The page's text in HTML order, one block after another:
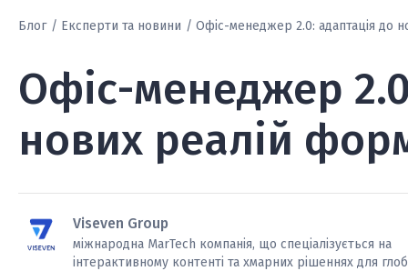
Блог Експерти та новини Офіс-менеджер 2.0: адаптація
Офіс-менеджер
нових реалій
Viseven Group
міжнародна MarTech компанія, що спеціалізується на
інтерактивному контенті та хмарних рішеннях для